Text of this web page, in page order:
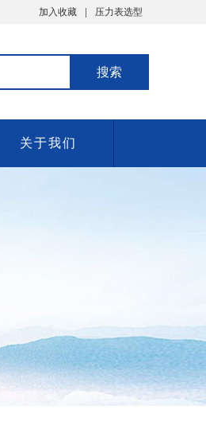
加入收藏 压力表选型
关于我们